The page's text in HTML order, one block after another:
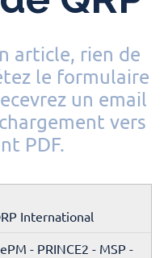
article, rien de
le formulaire
un email
vers
PDF.
International
- PRINCE2 - MSP -